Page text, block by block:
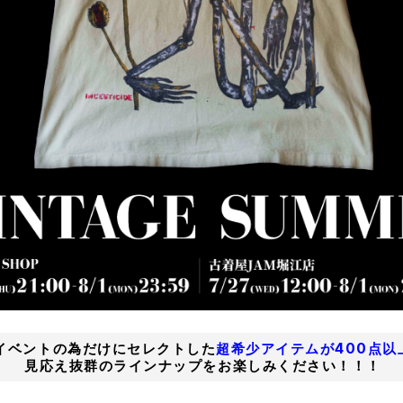
ベントの為だけにセレクトした超希少アイテムが400点以
見応え抜群のラインナップをお楽しみください！！！